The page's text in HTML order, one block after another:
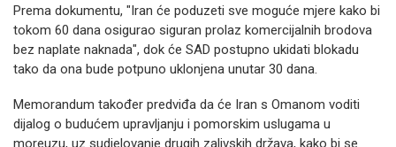
Prema dokumentu, "Iran će poduzeti sve moguće mjere kako bi
tokom 60 dana osigurao siguran prolaz komercijalnih brodova
bez naplate naknada", dok će SAD postupno ukidati blokadu
tako da ona bude potpuno uklonjena unutar 30 dana.
Memorandum također predviđa da će Iran s Omanom voditi
dijalog o budućem upravljanju i pomorskim uslugama u
moreuzu, uz sudjelovanje drugih zalivskih država, kako bi se